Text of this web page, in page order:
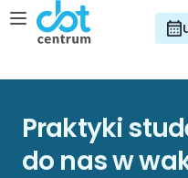
Praktyki
do nas w